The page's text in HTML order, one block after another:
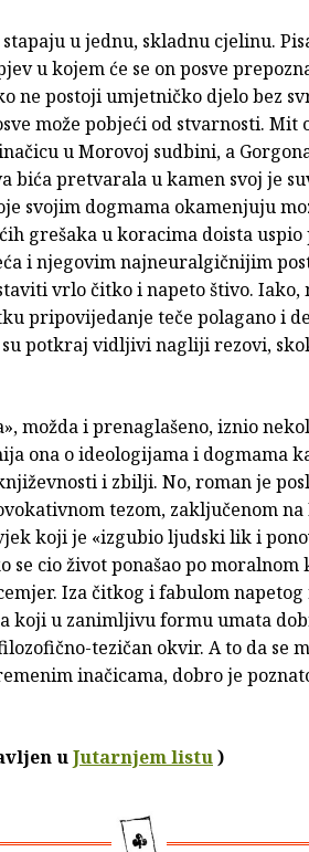
u jednu, skladnu cjelinu.
u kojem će se on posve
ne postoji umjetničko djelo bez
može pobjeći od stvarnosti. Mit
u Morovoj sudbini, a
bića pretvarala u kamen svoj je
svojim dogmama okamenjuju
grešaka u koracima doista
i njegovim najneuralgičnijim
vrlo čitko i napeto štivo. Iako,
pripovijedanje teče polagano i
potkraj vidljivi nagliji rezovi,
možda i prenaglašeno, iznio
ona o ideologijama i dogmama
i zbilji. No, roman je
tezom, zaključenom
koji je «izgubio ljudski lik i
se cio život ponašao po
Iza čitkog i fabulom napetog
koji u zanimljivu formu umata
tezičan okvir. A to da se
inačicama, dobro je
uJutarnjem listu)